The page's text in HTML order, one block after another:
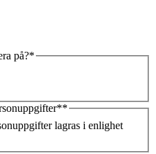
på?*
*
lagras i enlighet